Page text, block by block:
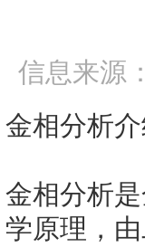
信息来源
金相分析
金相分析
学原理，